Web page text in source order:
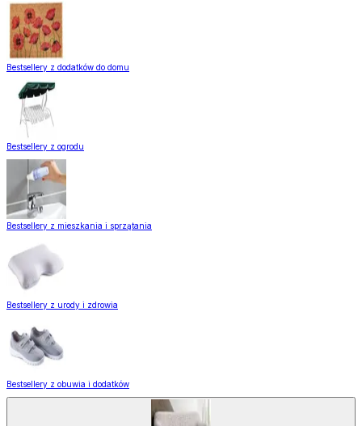
Bestsellery z dodatków do domu
Bestsellery z ogrodu
Bestsellery z mieszkania i sprzątania
Bestsellery z urody i zdrowia
Bestsellery z obuwia i dodatków